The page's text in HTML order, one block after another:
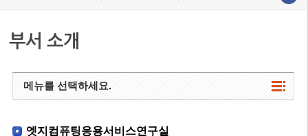
부서 소개
메뉴를 선택하세요.
엣지컴퓨팅응용서비스연구실